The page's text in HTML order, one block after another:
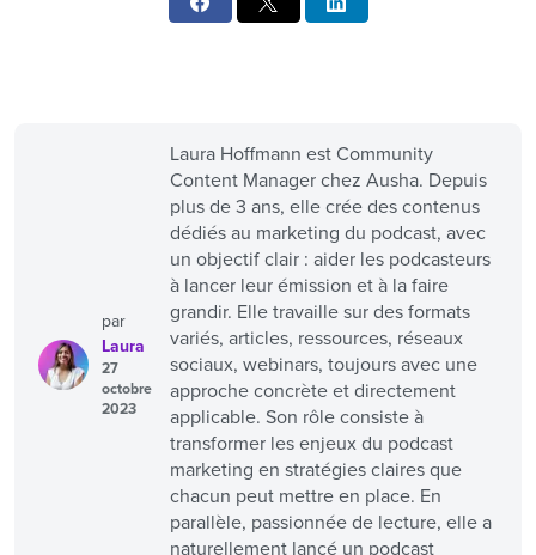
par
Laura
27
octobre
2023
Laura Hoffmann est Community
Content Manager chez Ausha. Depuis
plus de 3 ans, elle crée des contenus
dédiés au marketing du podcast, avec
un objectif clair : aider les podcasteurs
à lancer leur émission et à la faire
grandir. Elle travaille sur des formats
variés, articles, ressources, réseaux
sociaux, webinars, toujours avec une
approche concrète et directement
applicable. Son rôle consiste à
transformer les enjeux du podcast
marketing en stratégies claires que
chacun peut mettre en place. En
parallèle, passionnée de lecture, elle a
naturellement lancé un podcast